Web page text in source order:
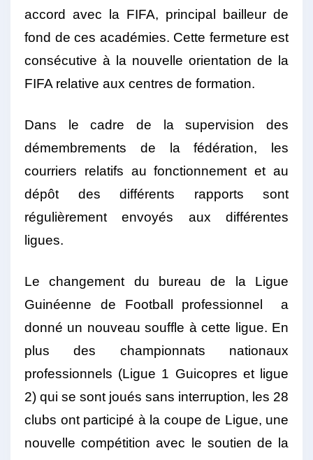
accord avec la FIFA, principal bailleur de
fond de ces académies. Cette fermeture est
consécutive à la nouvelle orientation de la
FIFA relative aux centres de formation.
Dans le cadre de la supervision des
démembrements de la fédération, les
courriers relatifs au fonctionnement et au
dépôt des différents rapports sont
régulièrement envoyés aux différentes
ligues.
Le changement du bureau de la Ligue
Guinéenne de Football professionnel a
donné un nouveau souffle à cette ligue. En
plus des championnats nationaux
professionnels (Ligue 1 Guicopres et ligue
2) qui se sont joués sans interruption, les 28
clubs ont participé à la coupe de Ligue, une
nouvelle compétition avec le soutien de la